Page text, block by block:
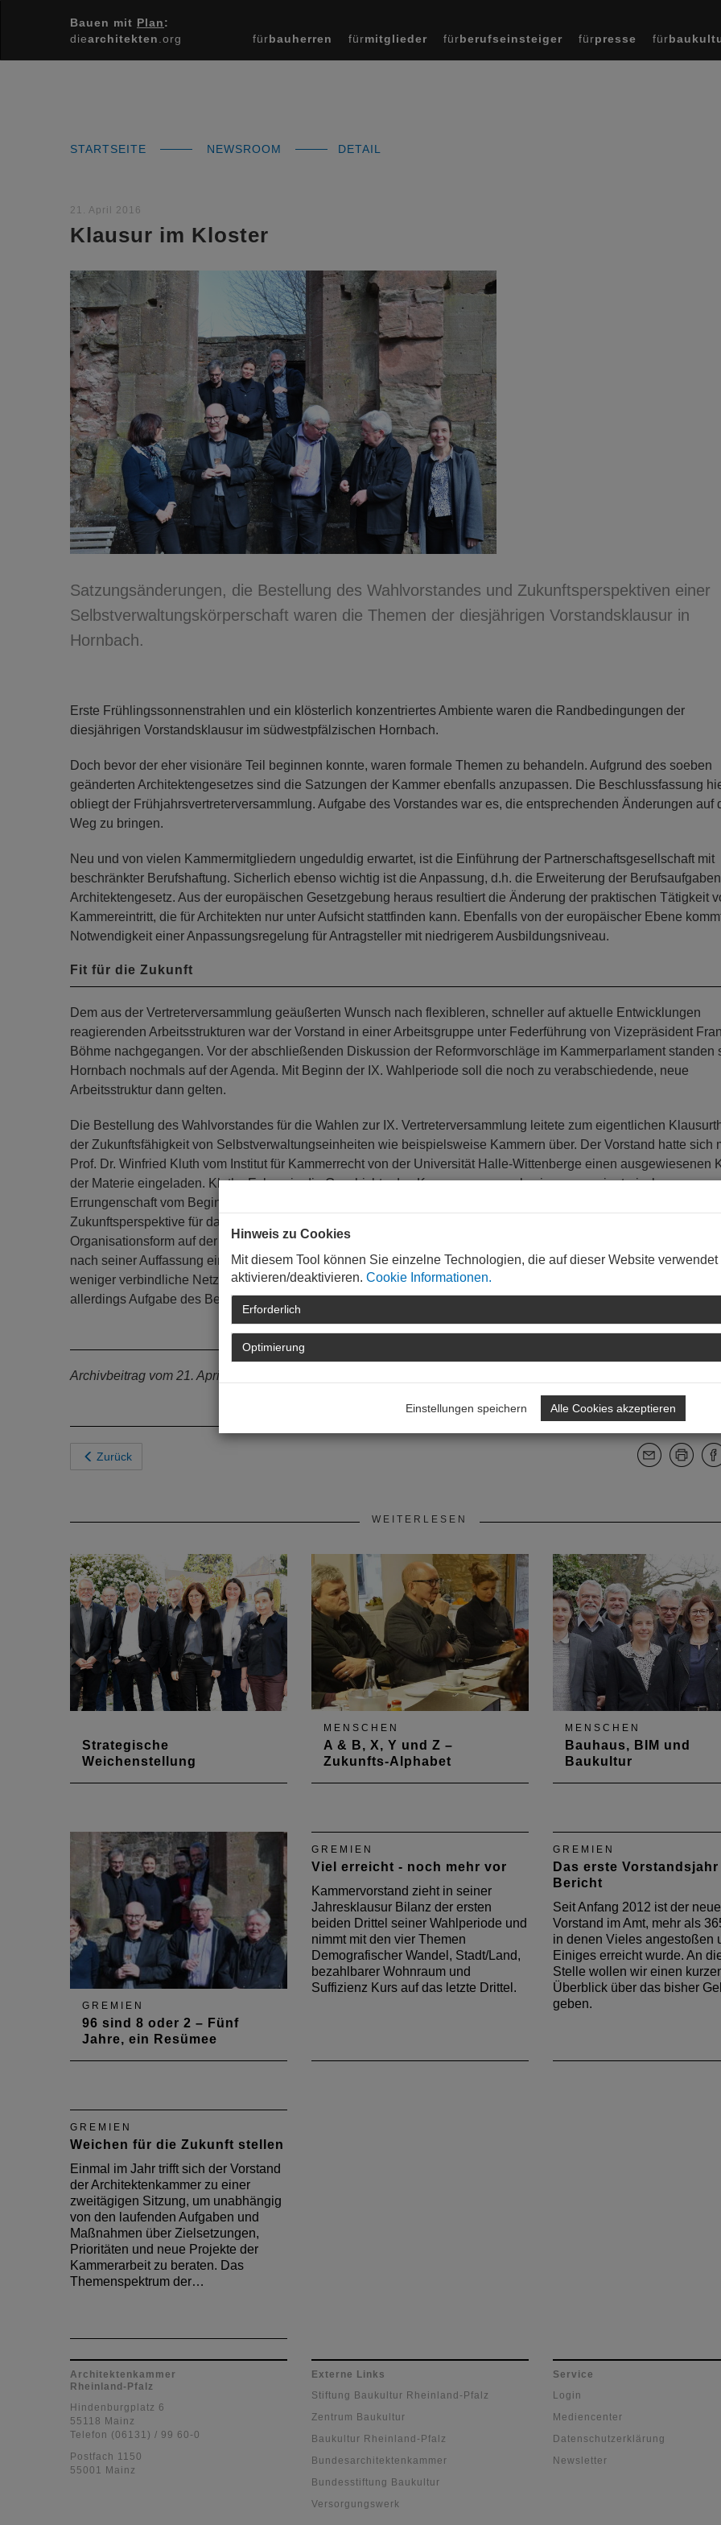
Bauen mit Plan:
diearchitekten .org fürbauherren fürmitglieder fürberufseinsteiger fürpresse für
STARTSEITE NEWSROOM DETAIL
21. April 2016
Klausur im Kloster
Satzungsänderungen, die Bestellung des Wahlvorstandes und Zukunftsperspektiven einer
Selbstverwaltungskörperschaft waren die Themen der diesjährigen Vorstandsklausur in
Hornbach.
Erste Frühlingssonnenstrahlen und ein klösterlich konzentriertes Ambiente waren die Randbedingungen der
diesjährigen Vorstandsklausur im südwestpfälzischen Hornbach.
Doch bevor der eher visionäre Teil beginnen konnte, waren formale Themen zu behandeln. Aufgrund des soeben
geänderten Architektengesetzes sind die Satzungen der Kammer ebenfalls anzupassen. Die Beschlussfassung
obliegt der Frühjahrsvertreterversammlung. Aufgabe des Vorstandes war es, die entsprechenden Änderungen auf
Weg zu bringen.
Neu und von vielen Kammermitgliedern ungeduldig erwartet, ist die Einführung der Partnerschaftsgesellschaft mit
beschränkter Berufshaftung. Sicherlich ebenso wichtig ist die Anpassung, d.h. die Erweiterung der
Architektengesetz. Aus der europäischen Gesetzgebung heraus resultiert die Änderung der praktischen Tätigkeit
Kammereintritt, die für Architekten nur unter Aufsicht stattfinden kann. Ebenfalls von der europäischer Ebene
Notwendigkeit einer Anpassungsregelung für Antragsteller mit niedrigerem Ausbildungsniveau.
Fit für die Zukunft
Dem aus der Vertreterversammlung geäußerten Wunsch nach flexibleren, schneller auf aktuelle Entwicklungen
reagierenden Arbeitsstrukturen war der Vorstand in einer Arbeitsgruppe unter Federführung von Vizepräsident
Böhme nachgegangen. Vor der abschließenden Diskussion der Reformvorschläge im Kammerparlament standen
Hornbach nochmals auf der Agenda. Mit Beginn der IX. Wahlperiode soll die noch zu verabschiedende, neue
Arbeitsstruktur dann gelten.
Die Bestellung des Wahlvorstandes für die Wahlen zur IX. Vertreterversammlung leitete zum eigentlichen
der Zukunftsfähigkeit von Selbstverwaltungseinheiten wie beispielsweise Kammern über. Der Vorstand hatte sich
Prof. Dr. Winfried Kluth vom Institut für Kammerrecht von der Universität Halle-Wittenberge einen ausgewiesenen
der Materie eingeladen. Kluths Exkurs in die Geschichte des Kammerwesens als einer emanzipatorischen
Errungenschaft vom Beginn des bürgerlichen Zeitalters im 19. Jahrhundert machte zugleich den Kern der
Zukunftsperspektive für das 21. Jahrhundert deutlich: Die subsidiäre, demokratische Verfasstheit dieser
Organisationsform auf der Grundlage einer alle Berufsangehörigen umfassenden Selbstverwaltungsgemeinschaft
nach seiner Auffassung einer rein staatlichen Aufgabenwahrnehmung weit überlegen und auch im „4.0“-Zeitalter
weniger verbindliche Netzwerke delegierbar. Daraus immer wieder ein zukunftsfähiges Profil zu entwickeln, sei
allerdings Aufgabe des Berufsstandes selbst.
Archivbeitrag vom 21. April 2016
Zurück
WEITERLESEN
Strategische
Weichenstellung
Jahre fest
MENSCHEN
A & B, X, Y und Z –
Zukunfts-Alphabet
MENSCHEN
Bauhaus, BIM und
Baukultur
Arbeitsgruppen des
ausgearbeitet worden.
GREMIEN
96 sind 8 oder 2 – Fünf
Jahre, ein Resümee
GREMIEN
Viel erreicht - noch mehr vor
Kammervorstand zieht in seiner
Jahresklausur Bilanz der ersten
beiden Drittel seiner Wahlperiode und
nimmt mit den vier Themen
Demografischer Wandel, Stadt/Land,
bezahlbarer Wohnraum und
Suffizienz Kurs auf das letzte Drittel.
GREMIEN
Das erste
Bericht
Seit Anfang 2012 ist der neue
Vorstand im Amt, mehr als
in denen Vieles angestoßen
Einiges erreicht wurde. An
Stelle wollen wir einen
Überblick über das bisher
geben.
GREMIEN
Weichen für die Zukunft stellen
Einmal im Jahr trifft sich der Vorstand
der Architektenkammer zu einer
zweitägigen Sitzung, um unabhängig
von den laufenden Aufgaben und
Maßnahmen über Zielsetzungen,
Prioritäten und neue Projekte der
Kammerarbeit zu beraten. Das
Themenspektrum der…
Architektenkammer
Rheinland-Pfalz
Hindenburgplatz 6
55118 Mainz
Telefon (06131) / 99 60-0
Postfach 1150
55001 Mainz
Externe Links
Stiftung Baukultur Rheinland-Pfalz
Zentrum Baukultur
Baukultur Rheinland-Pfalz
Bundesarchitektenkammer
Bundesstiftung Baukultur
Versorgungswerk
Service
Login
Mediencenter
Datenschutzerklärung
Newsletter
Hinweis zu Cookies
Mit diesem Tool können Sie einzelne Technologien, die auf dieser Website verwendet
aktivieren/deaktivieren. Cookie Informationen.
Erforderlich
Optimierung
Einstellungen speichern Alle Cookies akzeptieren